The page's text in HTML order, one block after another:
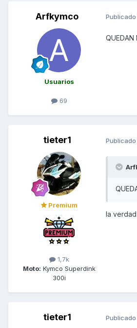
Arfkymco
Usuarios
69
Publicado
QUEDAN
tieter1
Premium
1,7k
Moto: Kymco Superdink
300i
Publicado
la
tieter1 Publicado